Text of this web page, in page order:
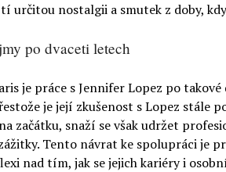
určitou nostalgii a smutek z doby,
po dvaceti letech
je práce s Jennifer Lopez po
je její zkušenost s Lopez stále
začátku, snaží se však udržet
Tento návrat ke spolupráci je
nad tím, jak se jejich kariéry i